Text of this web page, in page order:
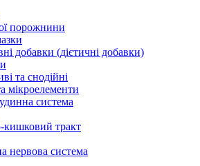
порожнини
добавки (дієтичні добавки)
та снодійні
мікроелементи
система
тракт
нервова система